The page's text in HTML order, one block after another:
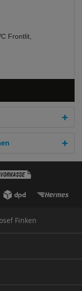
Frontlit,
Finken